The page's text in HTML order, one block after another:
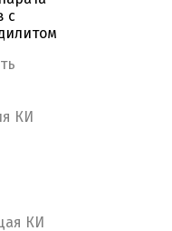
с
КИ
КИ